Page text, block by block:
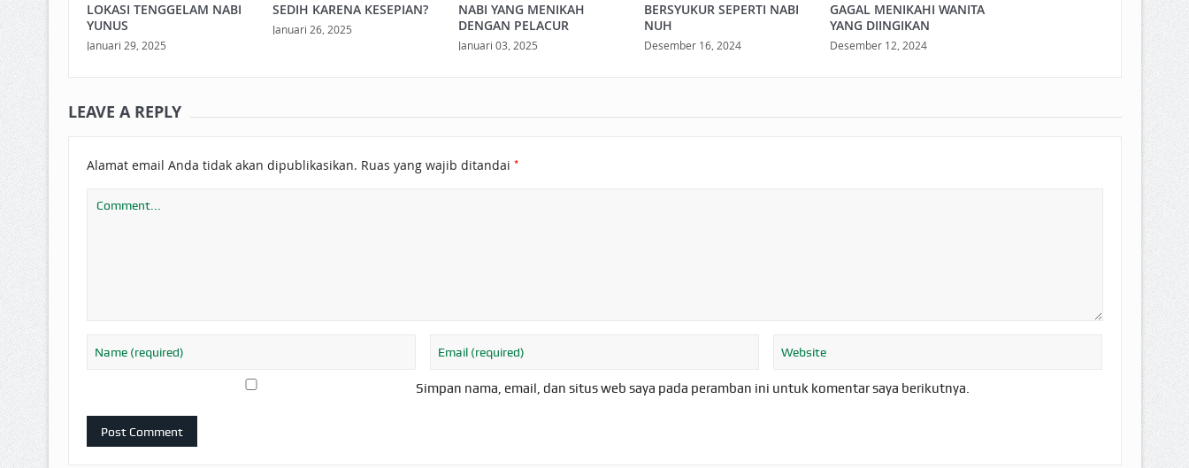
LOKASI TENGGELAM NABI
YUNUS
Januari 29, 2025
SEDIH KARENA KESEPIAN?
Januari 26, 2025
NABI YANG MENIKAH
DENGAN PELACUR
Januari 03, 2025
BERSYUKUR SEPERTI NABI
NUH
Desember 16, 2024
GAGAL MENIKAHI WANITA
YANG DIINGIKAN
Desember 12, 2024
LEAVE A REPLY
Alamat email Anda tidak akan dipublikasikan. Ruas yang wajib ditandai *
Simpan nama, email, dan situs web saya pada peramban ini untuk komentar saya berikutnya.